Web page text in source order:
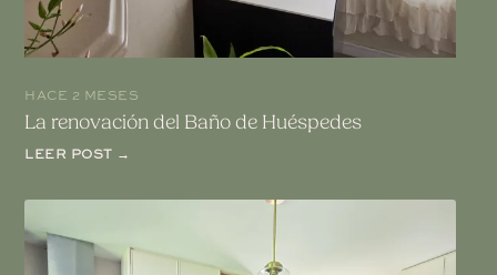
HACE 2 MESES
La renovación del Baño de Huéspedes
LEER POST →